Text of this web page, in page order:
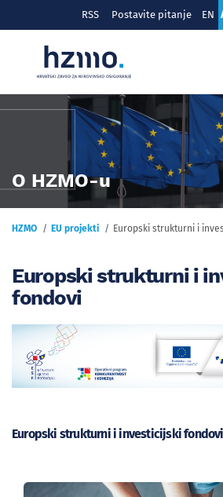
RSS Postavite pitanje EN
O HZMO-u
HZMO EU projekti Europski strukturni i
Europski strukturni i
fondovi
Europski strukturni i investicijski fondovi